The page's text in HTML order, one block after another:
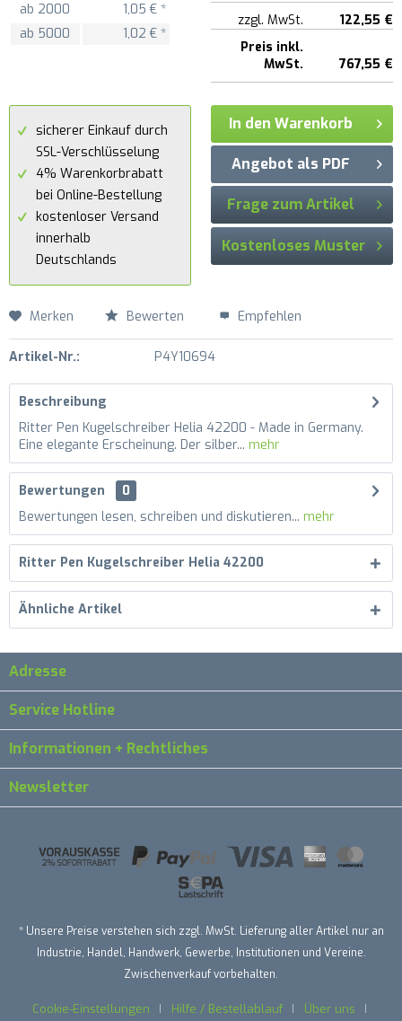
ab 2000
1,05 € *
ab 5000 1,02 € *
zzgl. MwSt.
122,55 €
Preis inkl.
MwSt.
767,55 €
sicherer Einkauf durch
SSL-Verschlüsselung
4% Warenkorbrabatt
bei Online-Bestellung
kostenloser Versand
innerhalb
Deutschlands
In den Warenkorb
Angebot als PDF
Frage zum Artikel
Kostenloses Muster
Merken Bewerten Empfehlen
Artikel-Nr.: P4Y10694
Beschreibung
Ritter Pen Kugelschreiber Helia 42200 - Made in Germany.
Eine elegante Erscheinung. Der silber... mehr
Bewertungen
0
Bewertungen lesen, schreiben und diskutieren... mehr
Ritter Pen Kugelschreiber Helia 42200
Ähnliche Artikel
Adresse
Service Hotline
Informationen + Rechtliches
Newsletter
* Unsere Preise verstehen sich zzgl. MwSt. Lieferung aller Artikel nur an
Industrie, Handel, Handwerk, Gewerbe, Institutionen und Vereine.
Zwischenverkauf vorbehalten.
Cookie-Einstellungen Hilfe / Bestellablauf Über uns